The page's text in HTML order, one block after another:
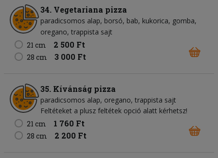
34. Vegetariana pizza
paradicsomos alap borsó bab kukorica gomba
oregano trappista sajt
21 cm
2 500 Ft
28 cm 3 000 Ft
35. Kívánság pizza
paradicsomos alap oregano trappista sajt
Feltéteket a plusz feltétek opció alatt kérhetsz!
21 cm
1 760 Ft
28 cm 2 200 Ft